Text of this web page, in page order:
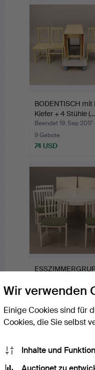
BODENTISCH mit
Kiefer + 4 Stühle (…
Beendet 19. Sep 2017
9 Gebote
74 USD
Beendet 1. Jul 2017
69 USD
Wir verwenden
Einige Cookies sind für
Cookies, die Sie selbst
Inhalte und